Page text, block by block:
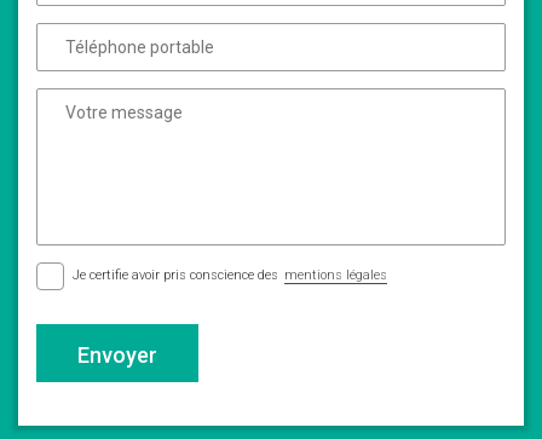
Je certifie avoir pris conscience des mentions légales
Envoyer